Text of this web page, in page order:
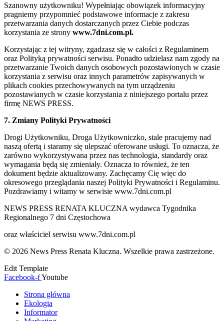
Szanowny użytkowniku! Wypełniając obowiązek informacyjny
pragniemy przypomnieć podstawowe informacje z zakresu
przetwarzania danych dostarczanych przez Ciebie podczas
korzystania ze strony www.7dni.com.pl.
Korzystając z tej witryny, zgadzasz się w całości z Regulaminem
oraz Polityką prywatności serwisu. Ponadto udzielasz nam zgody na
przetwarzanie Twoich danych osobowych pozostawionych w czasie
korzystania z serwisu oraz innych parametrów zapisywanych w
plikach cookies przechowywanych na tym urządzeniu
pozostawianych w czasie korzystania z niniejszego portalu przez
firmę NEWS PRESS.
7. Zmiany Polityki Prywatności
Drogi Użytkowniku, Droga Użytkowniczko, stale pracujemy nad
naszą ofertą i staramy się ulepszać oferowane usługi. To oznacza, że
zarówno wykorzystywana przez nas technologia, standardy oraz
wymagania będą się zmieniały. Oznacza to również, że ten
dokument będzie aktualizowany. Zachęcamy Cię więc do
okresowego przeglądania naszej Polityki Prywatności i Regulaminu.
Pozdrawiamy i witamy w serwisie www.7dni.com.pl
NEWS PRESS RENATA KLUCZNA wydawca Tygodnika
Regionalnego 7 dni Częstochowa
oraz właściciel serwisu www.7dni.com.pl
© 2026 News Press Renata Kluczna. Wszelkie prawa zastrzeżone.
Edit Template
Facebook-fYoutube
Strona główna
Ekologia
Informator